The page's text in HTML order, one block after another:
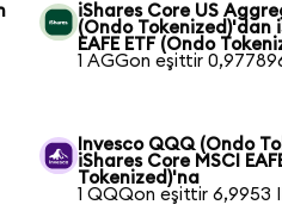
iShares Core US
(Ondo Tokenized)'dan
EAFE ETF (Ondo
1 AGGon eşittir
Invesco QQQ (Ondo
iShares Core MSCI
Tokenized)'na
1 QQQon eşittir 6,9953